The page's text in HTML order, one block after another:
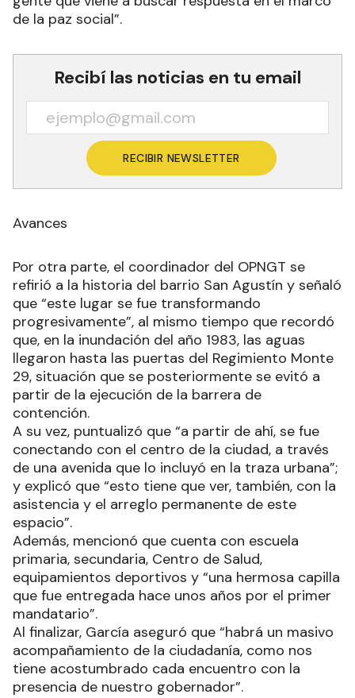
de la paz social”.
Recibí las noticias en tu email
RECIBIR NEWSLETTER
Avances
Por otra parte, el coordinador del OPNGT se
refirió a la historia del barrio San Agustín y señaló
que “este lugar se fue transformando
progresivamente”, al mismo tiempo que recordó
que, en la inundación del año 1983, las aguas
llegaron hasta las puertas del Regimiento Monte
29, situación que se posteriormente se evitó a
partir de la ejecución de la barrera de
contención.
A su vez, puntualizó que “a partir de ahí, se fue
conectando con el centro de la ciudad, a través
de una avenida que lo incluyó en la traza urbana”;
y explicó que “esto tiene que ver, también, con la
asistencia y el arreglo permanente de este
espacio”.
Además, mencionó que cuenta con escuela
primaria, secundaria, Centro de Salud,
equipamientos deportivos y “una hermosa capilla
que fue entregada hace unos años por el primer
mandatario”.
Al finalizar, García aseguró que “habrá un masivo
acompañamiento de la ciudadanía, como nos
tiene acostumbrado cada encuentro con la
presencia de nuestro gobernador”.